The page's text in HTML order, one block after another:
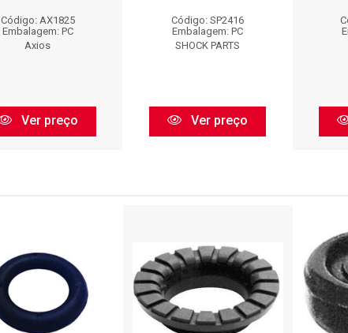
Código: AX1825
Embalagem: PC
Axios
Ver preço
Código: SP2416
Embalagem: PC
SHOCK PARTS
Ver preço